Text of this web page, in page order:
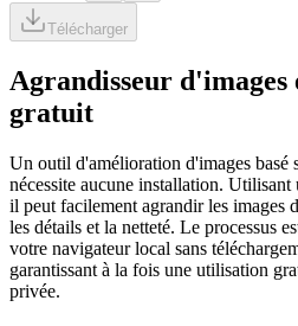
Télécharger
Agrandisseur d'images
gratuit
Un outil d'amélioration d'images basé
nécessite aucune installation.
il peut facilement agrandir les images
les détails et la netteté. Le processus
votre navigateur local sans
garantissant à la fois une utilisation
privée.